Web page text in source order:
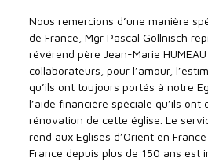
Nous remercions d’une manière
de France, Mgr Pascal Gollnisch
révérend père Jean-Marie
collaborateurs, pour l’amour,
qu’ils ont toujours portés à notre
l’aide financière spéciale qu’ils ont
rénovation de cette église. Le
rend aux Eglises d’Orient en
France depuis plus de 150 ans est